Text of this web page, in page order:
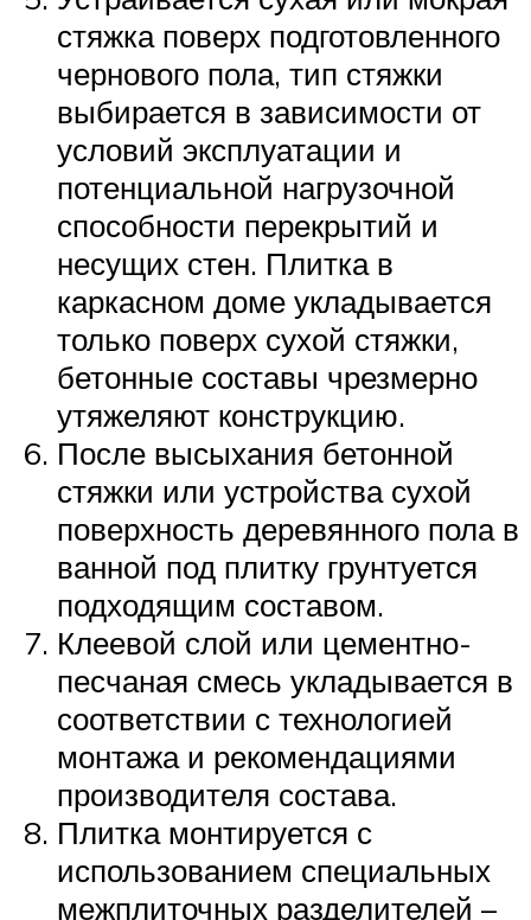
стяжка поверх подготовленного
чернового пола, тип стяжки
выбирается в зависимости от
условий эксплуатации и
потенциальной нагрузочной
способности перекрытий и
несущих стен. Плитка в
каркасном доме укладывается
только поверх сухой стяжки,
бетонные составы чрезмерно
утяжеляют конструкцию.
После высыхания бетонной
стяжки или устройства сухой
поверхность деревянного пола в
ванной под плитку грунтуется
подходящим составом.
Клеевой слой или цементно-
песчаная смесь укладывается в
соответствии с технологией
монтажа и рекомендациями
производителя состава.
Плитка монтируется с
использованием специальных
межплиточных разделителей –